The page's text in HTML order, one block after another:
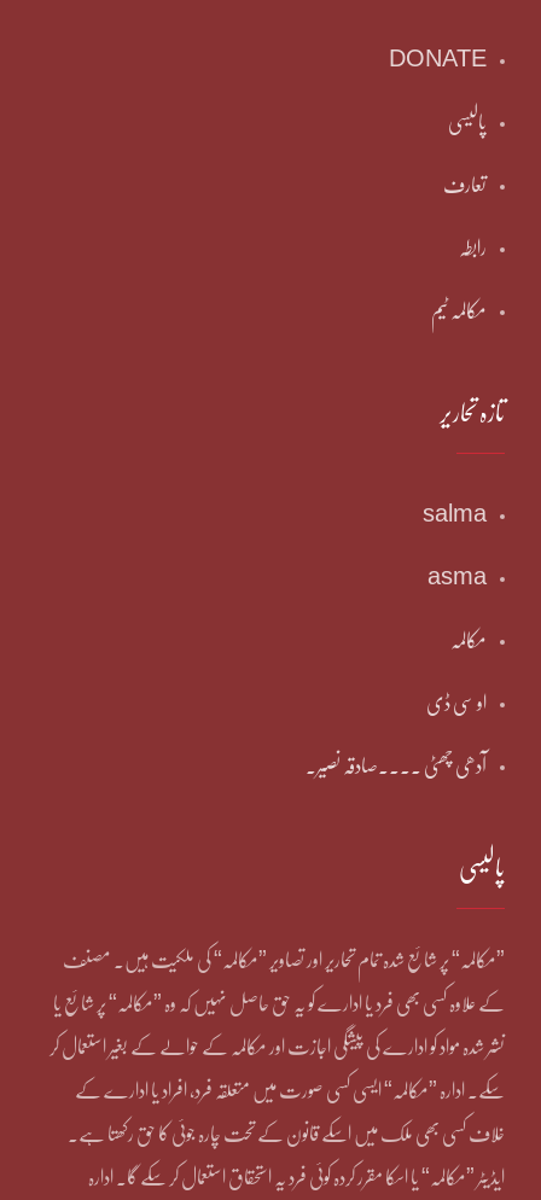
DONATE
پالیسی
تعارف
رابطہ
مکالمہ ٹیم
تازہ تحاریر
salma
asma
مکالمہ
او سی ڈی
آدھی چھٹی ۔۔۔۔صادقہ نصیر۔
پالیسی
”مکالمہ“ پر شائع شدہ تمام تحاریر اور تصاویر ”مکالمہ“ کی ملکیت ہیں۔ مصنف
کے علاوہ کسی بھی فرد یا ادارے کو یہ حق حاصل نہیں کہ وہ ”مکالمہ“ پر شائع یا
نشر شدہ مواد کو ادارے کی پیشگی اجازت اور مکالمہ کے حوالے کے بغیر استعمال کر
سکے۔ ادارہ ”مکالمہ“ ایسی کسی صورت میں متعلقہ فرد، افراد یا ادارے کے
خلاف کسی بھی ملک میں اسکے قانون کے تحت چارہ جوئی کا حق رکھتا ہے۔
ایڈیٹر ”مکالمہ“ یا اسکا مقرر کردہ کوئی فرد یہ استحقاق استعمال کر سکے گا۔ ادارہ